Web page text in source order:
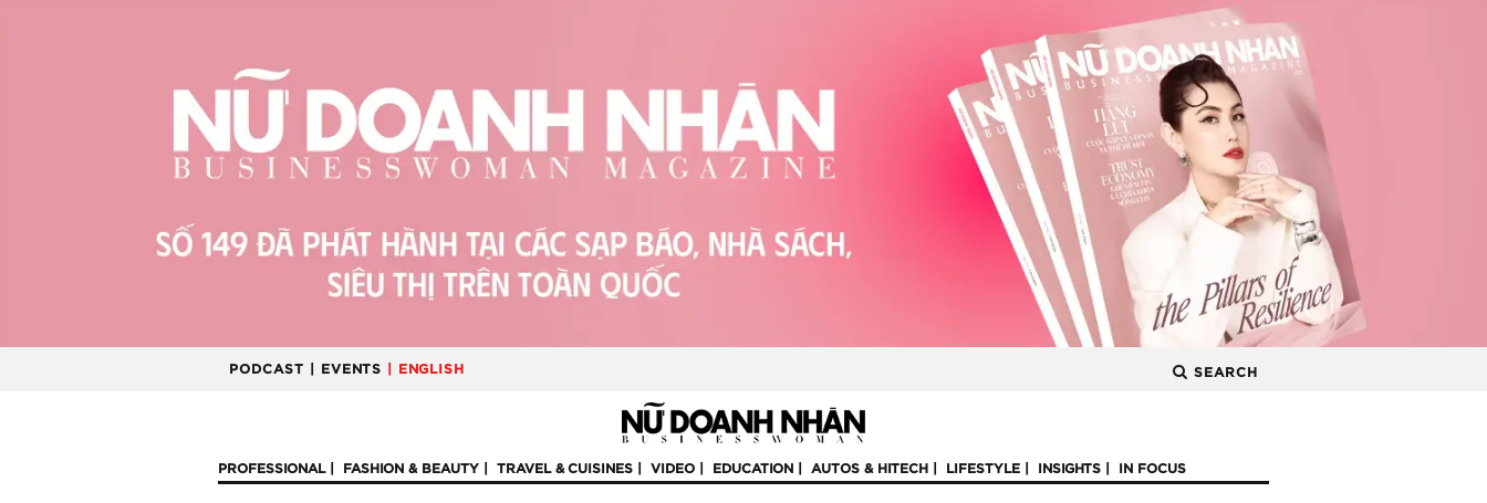
PODCAST | EVENTS | ENGLISH SEARCH
PROFESSIONAL FASHION & BEAUTY TRAVEL & CUISINES VIDEO EDUCATION AUTOS & HITECH LIFESTYLE INSIGHTS IN FOCUS